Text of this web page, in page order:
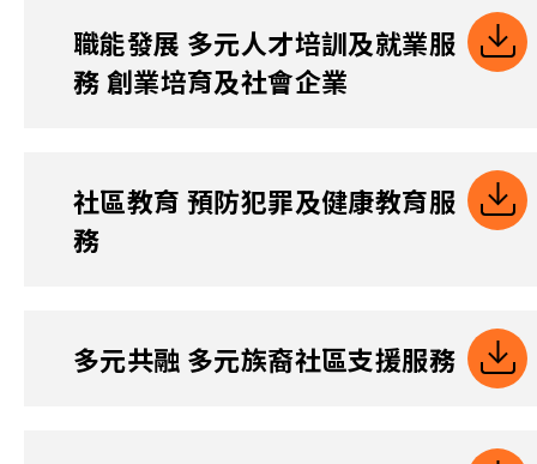
職能發展 多元人才培訓及就業服
務 創業培育及社會企業
社區教育 預防犯罪及健康教育服
務
多元共融 多元族裔社區支援服務